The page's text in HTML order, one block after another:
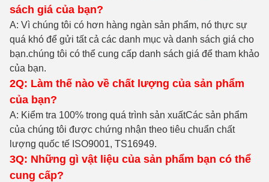
sách giá của bạn?
A: Vì chúng tôi có hơn hàng ngàn sản phẩm, nó thực sự
quá khó để gửi tất cả các danh mục và danh sách giá cho
bạn.chúng tôi có thể cung cấp danh sách giá để tham khảo
của bạn.
2Q: Làm thế nào về chất lượng của sản phẩm
của bạn?
A: Kiểm tra 100% trong quá trình sản xuấtCác sản phẩm
của chúng tôi được chứng nhận theo tiêu chuẩn chất
lượng quốc tế ISO9001, TS16949.
3Q: Những gì vật liệu của sản phẩm bạn có thể
cung cấp?